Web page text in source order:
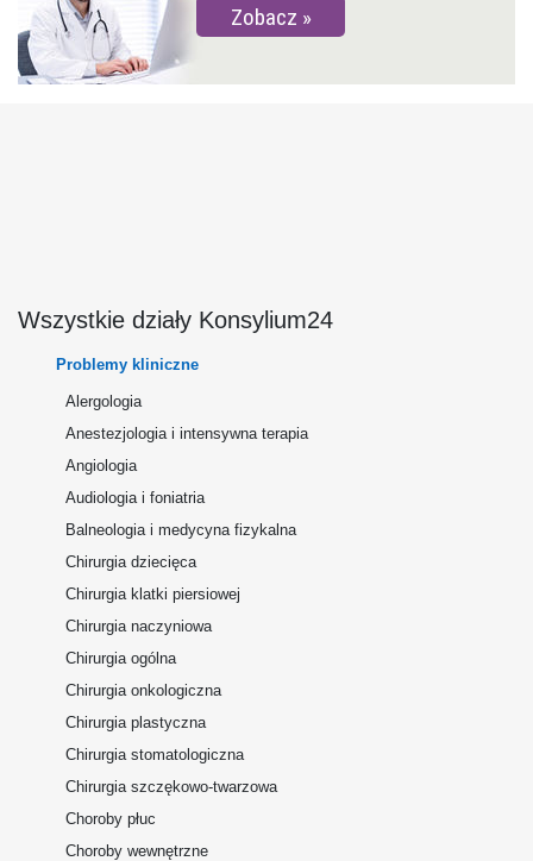
Zobacz
Wszystkie działy Konsylium24
Problemy kliniczne
Alergologia
Anestezjologia i intensywna terapia
Angiologia
Audiologia i foniatria
Balneologia i medycyna fizykalna
Chirurgia dziecięca
Chirurgia klatki piersiowej
Chirurgia naczyniowa
Chirurgia ogólna
Chirurgia onkologiczna
Chirurgia plastyczna
Chirurgia stomatologiczna
Chirurgia szczękowo-twarzowa
Choroby płuc
Choroby wewnętrzne